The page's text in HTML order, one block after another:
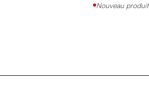
Nouveau produit